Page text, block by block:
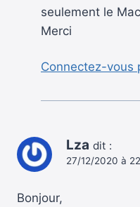
seulement le
Merci
Connectez-vous
Lza dit :
27/12/2020 à
Bonjour,